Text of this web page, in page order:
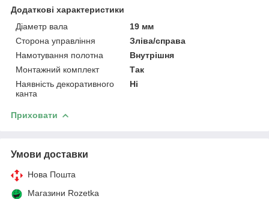
Додаткові характеристики
Діаметр вала
19 мм
Сторона управління
Зліва/справа
Намотування полотна
Внутрішня
Монтажний комплект
Так
Наявність декоративного
канта
Ні
Приховати
Умови доставки
Нова Пошта
Магазини Rozetka